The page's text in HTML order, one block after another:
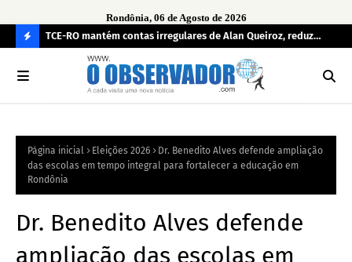
Rondônia, 06 de Agosto de 2026
O
R
A
TCE-RO mantém contas irregulares de Alan Queiroz, reduz
multa e caso pode gerar Inelegibilidade
Página inicial Eleições 2026
Dr. Benedito Alves defende ampliação
das escolas em tempo integral para fortalecer a educação em
Rondônia
Dr. Benedito Alves defende
ampliação das escolas em